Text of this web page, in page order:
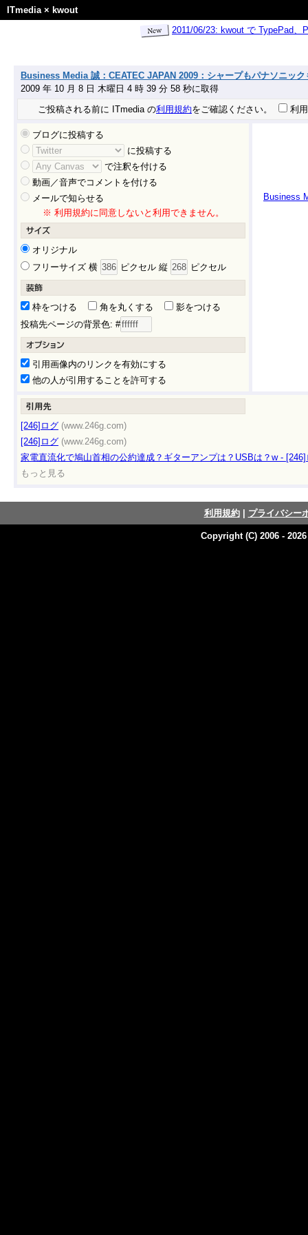
ITmedia× kwout
2011/06/23: kwout で TypePad
Business Media 誠：CEATEC JAPAN 2009：シャープもパナソニッ
2009 年 10 月 8 日 木曜日 4 時 39 分 58 秒に取得
ご投稿される前に ITmedia の利用規約をご確認ください。 利
ブログに投稿する
に投稿する
で注釈を付ける
動画／音声でコメントを付ける
メールで知らせる
※ 利用規約に同意しないと利用できません。
オリジナル
フリーサイズ 横
ピクセル 縦 ピクセル
枠をつける 角を丸くする
影をつける
投稿先ページの背景色: #
引用画像内のリンクを有効にする
他の人が引用することを許可する
Business
[246]ログ (www.246g.com)
[246]ログ (www.246g.com)
家電直流化で鳩山首相の公約達成？ギターアンプは？USBは？w - [246]
もっと見る
利用規約| プライバシー
Copyright (C) 2006 -